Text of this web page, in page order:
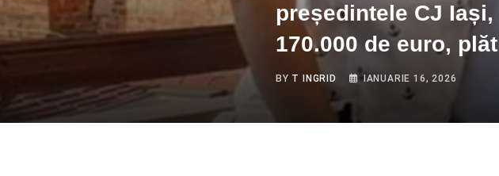
președintele CJ
170.000 de euro,
BY T INGRID IANUARIE 16, 2026